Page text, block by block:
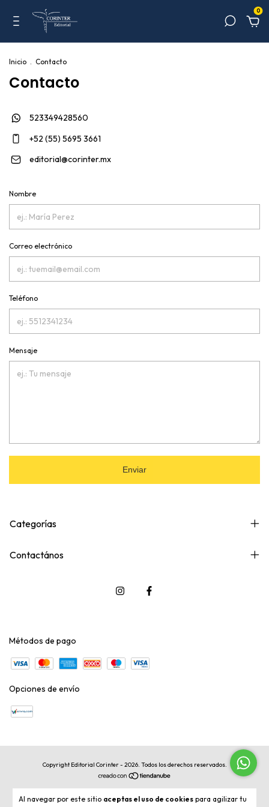
0
Al navegar por este sitio aceptas el uso de cookies para agilizar tu
Inicio . Contacto
Contacto
523349428560
+52 (55) 5695 3661
editorial@corinter.mx
Nombre
Correo electrónico
Teléfono
Mensaje
Enviar
Categorías
Contactános
Métodos de pago
Opciones de envío
Copyright Editorial Corinter - 2026. Todos los derechos reservados.